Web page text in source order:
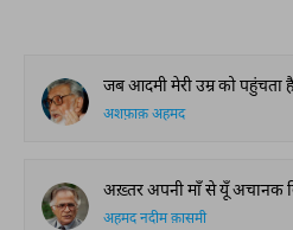
जब आदमी मेरी उम्र को पहुंचता है तो वो अपनी विरासत आने वाली नस्ल को देकर जाने की कोशिश करता है। कुछ चीज़ें ऐसी होती हैं, जो इन्सान बदक़िस्मती से साथ ही समेट कर ले जाता है। मुझे अपनी जवानी के वाक़ियात और इस से पहले की ज़िंदगी के हालात मुख़्तलिफ़ टुकड़ियों में
अशफ़ाक़ अहमद
अख़्तर अपनी माँ से यूँ अचानक बिछड़ गया जैसे भागते हुए किसी जेब से रुपया गिर पड़े। अभी था ‎और अभी ग़ाएब। ढुंडय्या पड़ी मगर बस इस हद तक कि लुटे-पिटे क़ाफ़िले के आख़िरी सिरे पर एक ‎हंगामा साबुन की झाग की तरह उठा और बैठ गया। “कहीं आ ही रहा होगा।” किसी ने कह दिया, ‎‎“हज़ारों का तो क़ाफ़िला है और अख़्तर की माँ इस तसल्ली की लाठी थामे
अहमद नदीम क़ासमी